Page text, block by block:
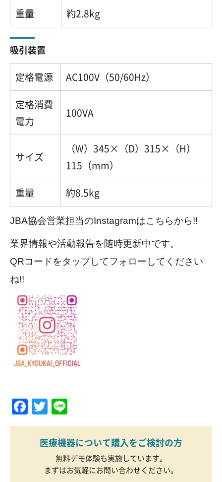
重量
約2.8kg
吸引装置
定格電源
AC100V（50/60Hz）
定格消費
電力
100VA
サイズ
（W）345×（D）315×（H）
115（mm）
重量
約8.5kg
JBA協会営業担当のInstagramはこちらから!!
業界情報や活動報告を随時更新中です。
QRコードをタップしてフォローしてください
ね!!
Facebook
Twitter
医療機器について購入をご検討の方
無料デモ体験も実施しています。
まずはお気軽にお問い合わせください。